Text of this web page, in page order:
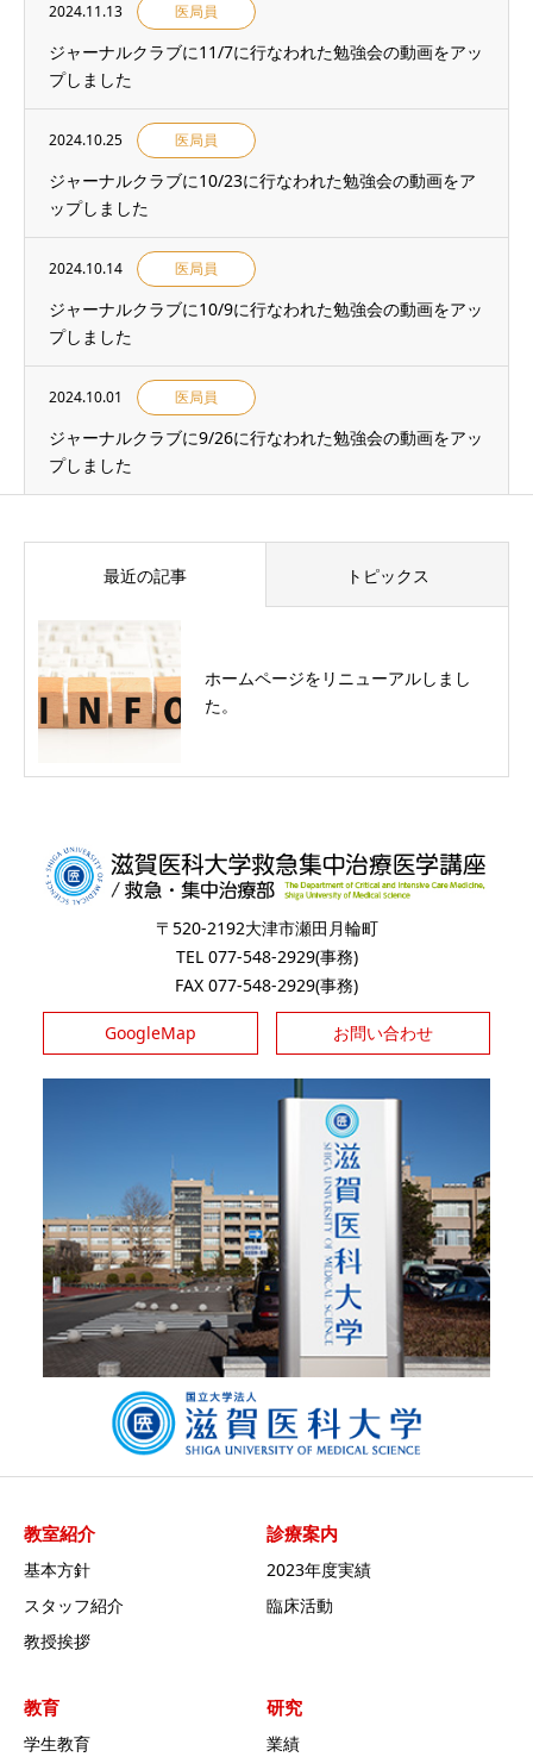
2024.11.13 医局員
ジャーナルクラブに11/7に行なわれた勉強会の動画をアッ
プしました
2024.10.25 医局員
ジャーナルクラブに10/23に行なわれた勉強会の動画をア
ップしました
2024.10.14 医局員
ジャーナルクラブに10/9に行なわれた勉強会の動画をアッ
プしました
2024.10.01 医局員
ジャーナルクラブに9/26に行なわれた勉強会の動画をアッ
プしました
最近の記事 トピックス
ホームページをリニューアルしまし
た。
〒520-2192大津市瀬田月輪町
TEL 077-548-2929(事務)
FAX 077-548-2929(事務)
GoogleMap お問い合わせ
教室紹介
基本方針
スタッフ紹介
教授挨拶
診療案内
2023年度実績
臨床活動
教育
学生教育
研究
業績